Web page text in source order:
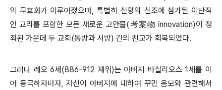
의 무효화가 이루어졌으며, 특별히 신앙의 신조에 첨가된 이단적
인 교리를 포함한 모든 새로운 고안물(考案物 innovation)이 정
죄된 가운데 두 교회(동방과 서방) 간의 친교가 회복되었다.
그러나 레오 6세(886-912 재위)는 아버지 바실리오스 1세를 이
어 등극하자마자, 자신이 아버지에 대하여 꾸민 음모와 관련해서